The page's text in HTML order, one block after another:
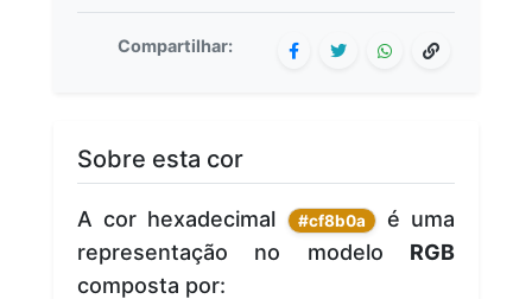
Compartilhar:
Sobre esta cor
A cor hexadecimal #cf8b0a
é uma
representação no modelo RGB
composta por: